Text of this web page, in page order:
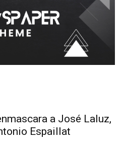
a José Laluz,
Espaillat